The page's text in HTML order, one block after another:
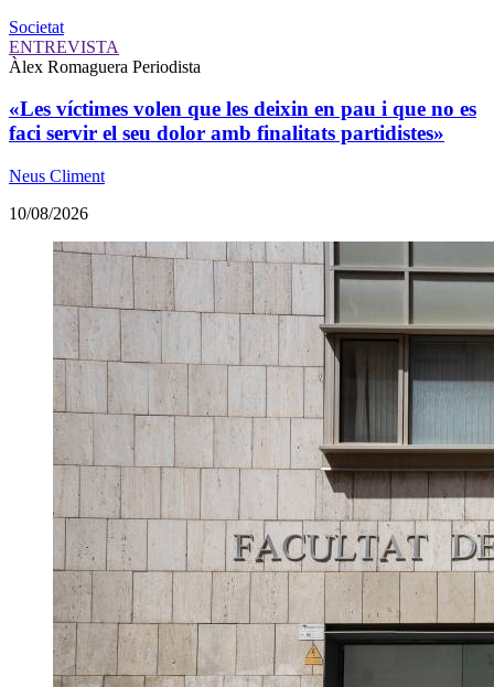
Societat
ENTREVISTA
Àlex Romaguera Periodista
«Les víctimes volen que les deixin en pau i que no es
faci servir el seu dolor amb finalitats partidistes»
Neus Climent
10/08/2026